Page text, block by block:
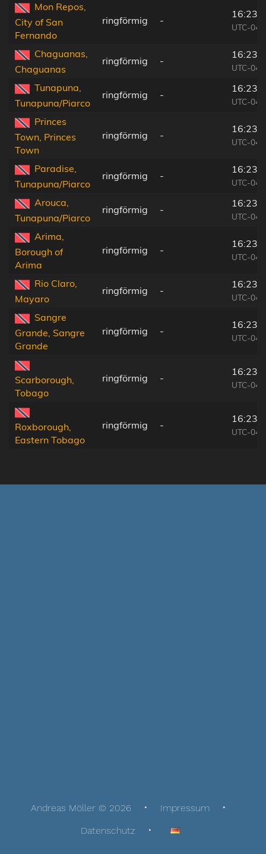
Mon Repos,
City of San
Fernando
ringförmig -
UTC-
Chaguanas,
Chaguanas
ringförmig -
UTC-
Tunapuna,
Tunapuna/Piarco
ringförmig -
UTC-
Princes
Town, Princes
Town
ringförmig -
UTC-
Paradise,
Tunapuna/Piarco
ringförmig -
UTC-
Arouca,
Tunapuna/Piarco
ringförmig -
UTC-
Arima,
Borough of
Arima
ringförmig -
UTC-
Rio Claro,
Mayaro
ringförmig -
UTC-
Sangre
Grande, Sangre
Grande
ringförmig -
UTC-
Scarborough,
Tobago
ringförmig -
UTC-
Roxborough,
Eastern Tobago
ringförmig -
UTC-
Andreas Möller © 2026
Impressum
Datenschutz